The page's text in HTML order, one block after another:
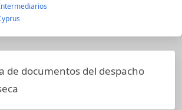
de documentos del despacho